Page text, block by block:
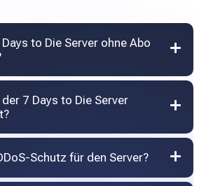
to Die Server ohne Abo
7 Days to Die Server
Schutz für den Server?